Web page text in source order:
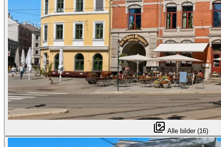
Alle bilder (16)